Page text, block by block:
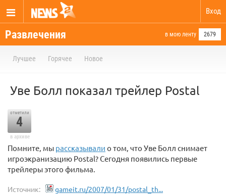
Вход
Развлечения в мою ленту 2679
Лучшее Горячее Новое
Уве Болл показал трейлер Postal
отметили
4
в архиве
Помните, мы рассказывали о том, что Уве Болл снимает
игроэкранизацию Postal? Сегодня появились первые
трейлеры этого фильма.
Источник: gameit.ru/2007/01/31/postal_th...